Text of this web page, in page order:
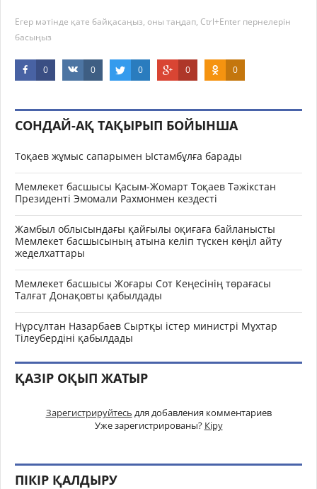
Егер мәтінде қате байқасаңыз, оны таңдап, Ctrl+Enter пернелерін
басыңыз
0 0 0 0 0
СОНДАЙ-АҚ ТАҚЫРЫП БОЙЫНША
Тоқаев жұмыс сапарымен Ыстамбұлға барады
Мемлекет басшысы Қасым-Жомарт Тоқаев Тәжікстан
Президенті Эмомали Рахмонмен кездесті
Жамбыл облысындағы қайғылы оқиғаға байланысты
Мемлекет басшысының атына келіп түскен көңіл айту
жеделхаттары
Мемлекет басшысы Жоғары Сот Кеңесінің төрағасы
Талғат Донақовты қабылдады
Нұрсұлтан Назарбаев Сыртқы істер министрі Мұхтар
Тілеубердіні қабылдады
ҚАЗІР ОҚЫП ЖАТЫР
Зарегистрируйтесь для добавления комментариев
Уже зарегистрированы? Кіру
ПІКІР ҚАЛДЫРУ